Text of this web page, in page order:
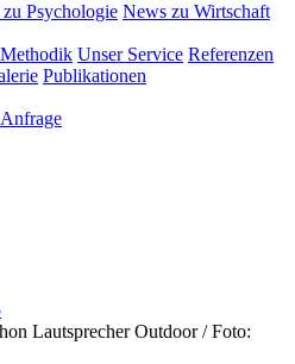
Psychologie News zu Wirtschaft
Unser Service Referenzen
Publikationen
Lautsprecher Outdoor / Foto: